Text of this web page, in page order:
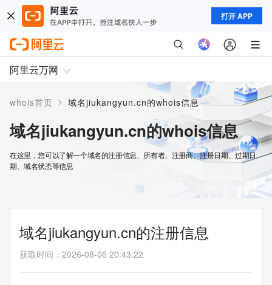
打开 APP
阿里云万网
whois首页 > 域名jiukangyun.cn的whois信息
域名jiukangyun.cn的whois信息
在这里，您可以了解一个域名的注册信息、所有者、注册商、注册日期、过期日
期、域名状态等信息
域名jiukangyun.cn的注册信息
获取时间 ： 2026-08-06 20:43:22